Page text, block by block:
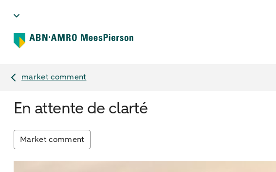
market comment
En attente de clarté
Market comment